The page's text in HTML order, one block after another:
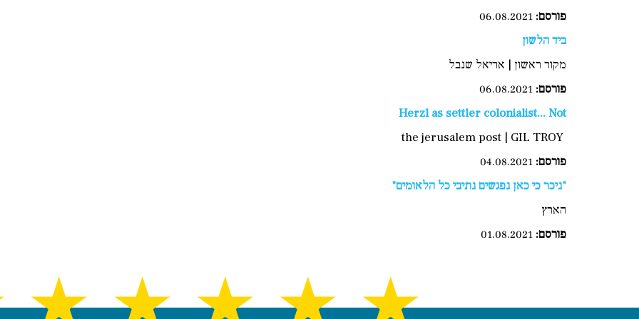
פורסם:
ביד הלשון
מקור ראשון | אריאל שנבל
פורסם:
Herzl as settler colonialist... Not
פורסם:
"ניכר כי כאן נפגשים נתיבי כל הלאומים"
הארץ
פורסם: